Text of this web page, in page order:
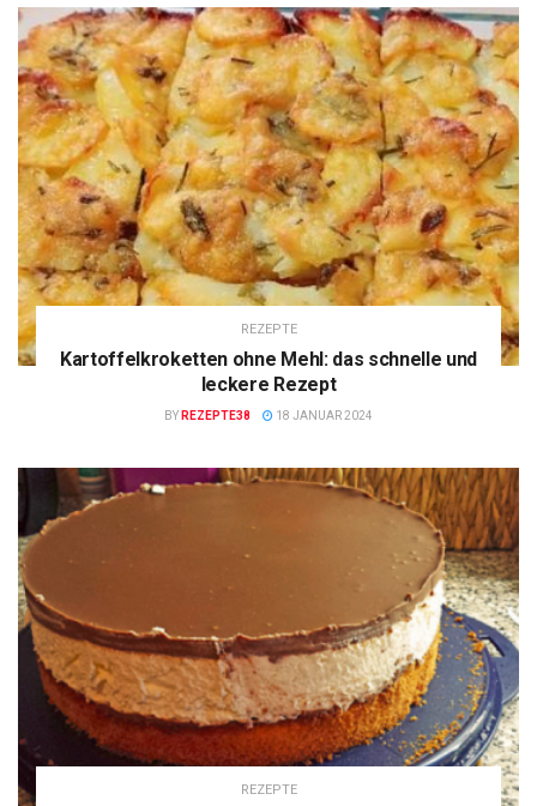
REZEPTE
Kartoffelkroketten ohne Mehl: das schnelle und
leckere Rezept
BY REZEPTE38 18 JANUAR 2024
REZEPTE